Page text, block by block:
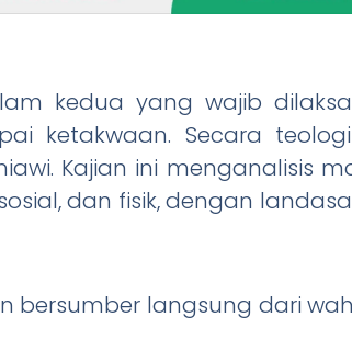
kedua yang wajib
ketakwaan. Secara
Kajian ini menganalisis
dan fisik, dengan
langsung dari